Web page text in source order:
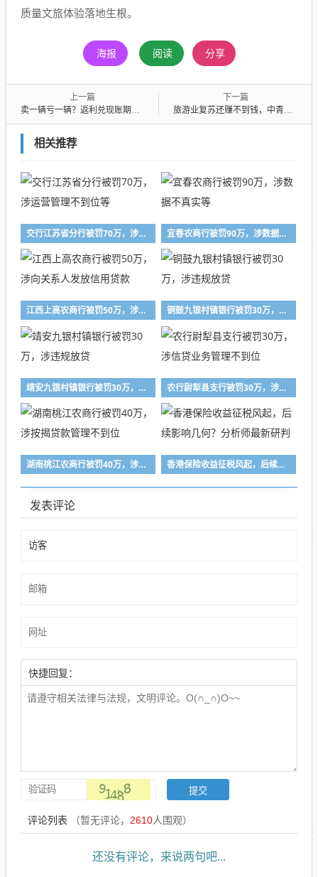
质量文旅体验落地生根。
海报 阅读 分享
上一篇
卖一辆亏一辆？返利兑现账期超180天，奔驰经销商进退两难
下一篇
旅游业复苏还赚不到钱，中青旅开始怪老天爷
相关推荐
交行江苏省分行被罚70万，涉运营管理不到位等 宜春农商行被罚90万，涉数据不真实等
江西上高农商行被罚50万，涉向关系人发放信用贷款 铜鼓九银村镇银行被罚30万，涉违规放贷
靖安九银村镇银行被罚30万，涉违规放贷 农行尉犁县支行被罚30万，涉信贷业务管理不到位
湖南桃江农商行被罚40万，涉按揭贷款管理不到位 香港保险收益征税风起，后续影响几何？分析师最新研判
发表评论
快捷回复：
评论列表 （暂无评论， 2610人围观）
还没有评论，来说两句吧...